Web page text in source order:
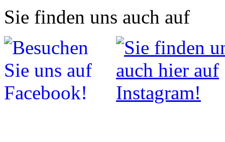
Sie finden uns auch auf